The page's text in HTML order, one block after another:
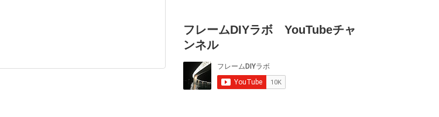
フレームDIYラボ YouTubeチャ
ンネル